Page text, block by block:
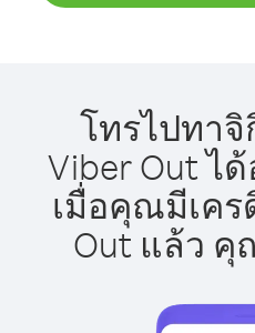
โทรไปทา
Viber Out ไ
เมื่อคุณมีเคร
Out แล้ว คุ